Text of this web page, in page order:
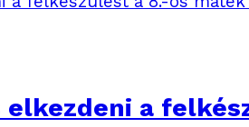
elkezdeni a